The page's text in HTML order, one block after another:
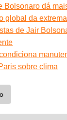
Bolsonaro dá
global da
de Jair
sobre clima